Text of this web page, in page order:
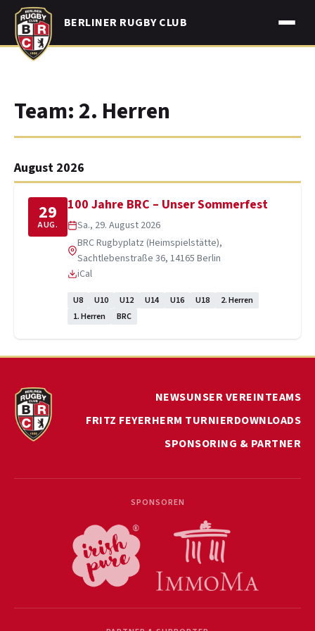
Skip
content
BERLINER RUGBY CLUB
Team:2. Herren
August 2026
29
AUG.
100 Jahre BRC – Unser Sommerfest
Sa., 29. August 2026
BRC Rugbyplatz (Heimspielstätte),
Sachtlebenstraße 36, 14165 Berlin
iCal
U8 U10 U12 U14 U16 U18
2. Herren
1. Herren
BRC
NEWSUNSER VEREINTEAMS
FRITZ FEYERHERM TURNIERDOWNLOADS
SPONSORING & PARTNER
SPONSOREN